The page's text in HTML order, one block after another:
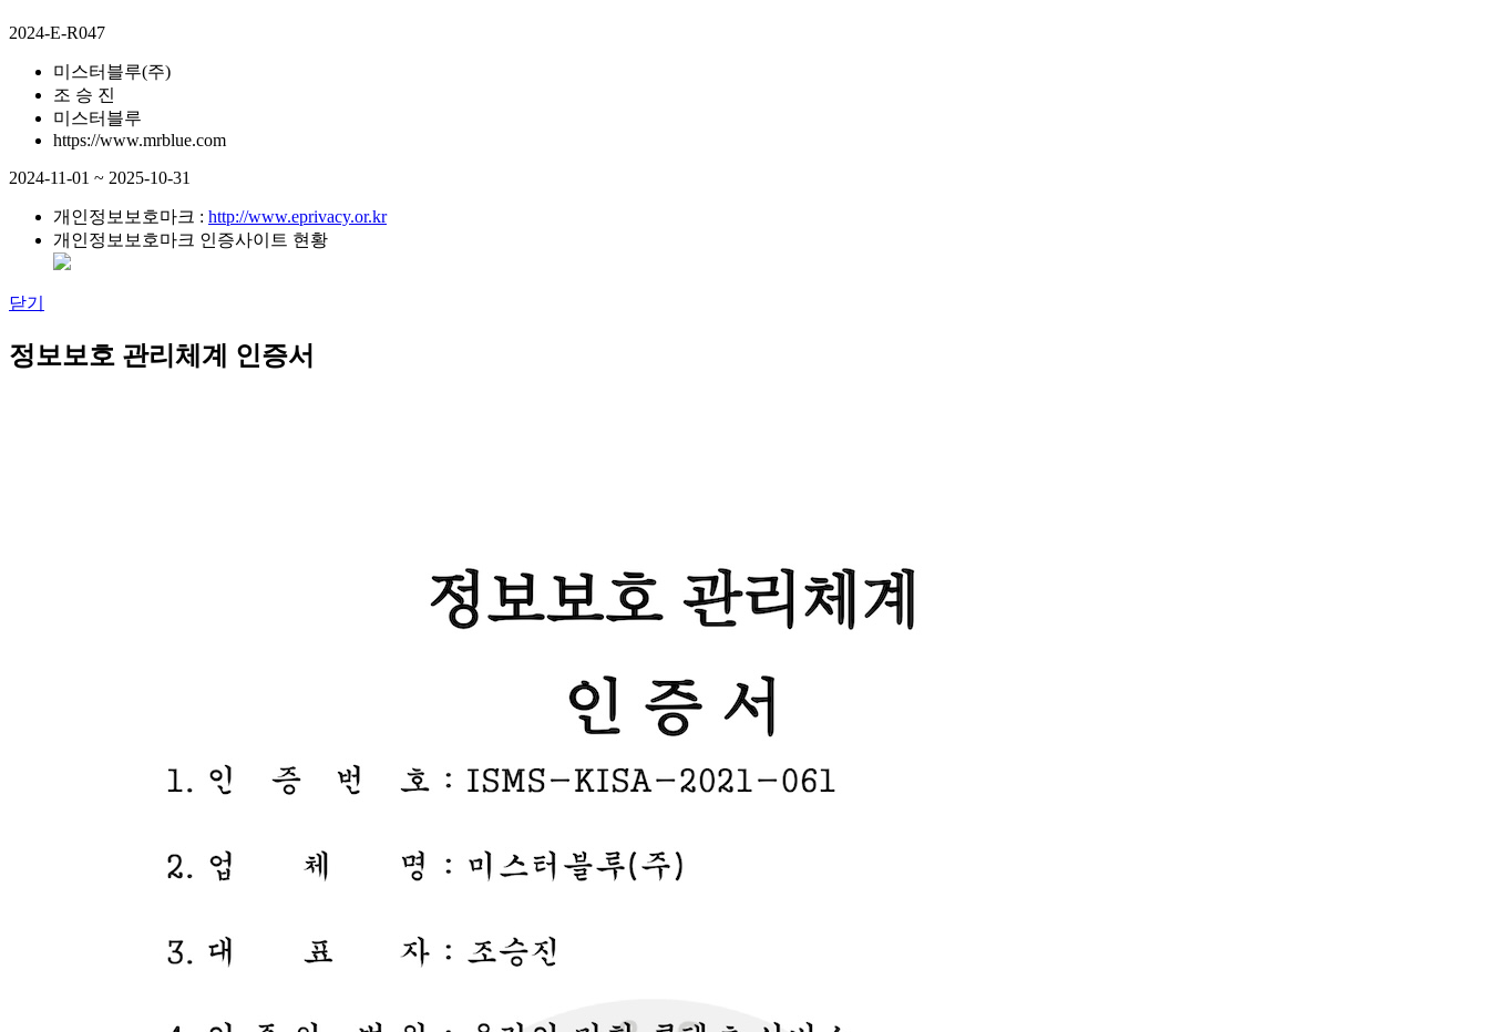
2024-E-R047
미스터블루(주)
조 승 진
미스터블루
https://www.mrblue.com
2024-11-01 ~ 2025-10-31
개인정보보호마크 : http://www.eprivacy.or.kr
개인정보보호마크 인증사이트 현황
닫기
정보보호 관리체계 인증서